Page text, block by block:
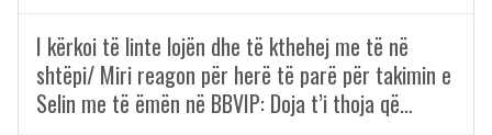
I kërkoi të linte lojën dhe të kthehej me të në
shtëpi/ Miri reagon për herë të parë për takimin e
Selin me të ëmën në BBVIP: Doja t’i thoja që…